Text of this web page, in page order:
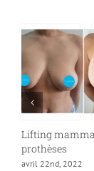
Lifting
prothèses
avril 22nd, 2022